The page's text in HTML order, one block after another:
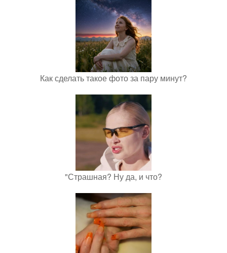
Как сделать такое фото за пару минут?
"Страшная? Ну да, и что?